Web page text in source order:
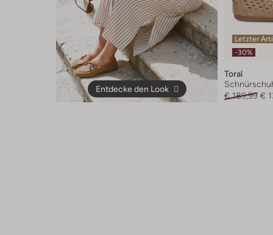
Entdecke den Look
Letzter
-30%
Toral
€ 189,99 €